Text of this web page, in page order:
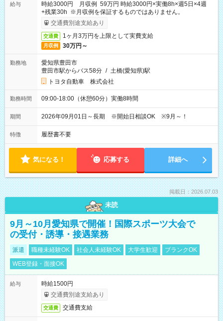
給与
時給3000円 月収例 59万円 時給3000円×実働8h×週5日×4週
+残業30h ※月収例を保証するものではありません。
交通費別途支給あり
交通費 1ヶ月3万円を上限として実費支給
月収例 30万円～
勤務地
愛知県豊田市
豊田市駅からバス58分 / 土橋(愛知県)駅
トヨタ自動車 株式会社
勤務時間 09:00-18:00（休憩60分）実働8時間
期間 2026年09月01日～長期 ※開始日相談OK ※9月～！
特徴 履歴書不要
気になる！ 応募する 詳細へ
掲載日：2026.07.03
未読
9月～10月愛知県で開催！国際スポーツ大会で
の受付・誘導・接遇業務
派遣 職種未経験OK 社会人未経験OK 大学生歓迎
ブランクOK
WEB登録・面接OK
給与
時給1500円
交通費別途支給あり
交通費 交通費支給